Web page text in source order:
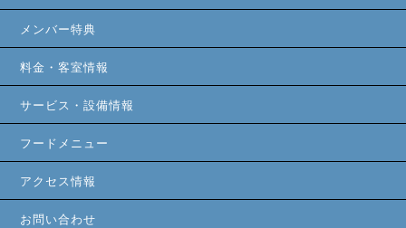
メンバー特典
料金・客室情報
サービス・設備情報
フードメニュー
アクセス情報
お問い合わせ